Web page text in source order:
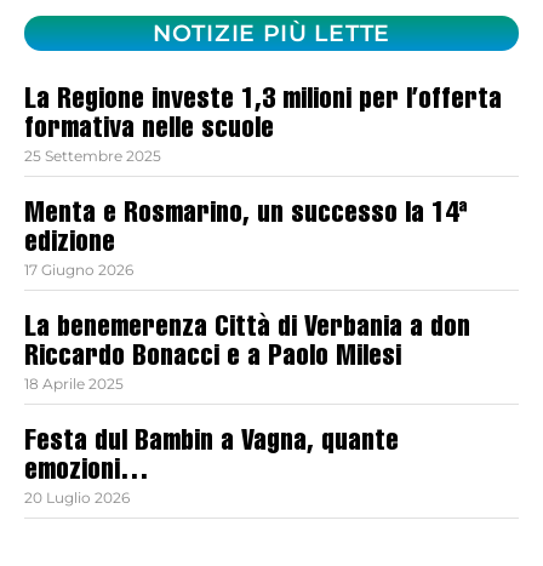
NOTIZIE PIÙ LETTE
La Regione investe 1,3 milioni per l’offerta
formativa nelle scuole
25 Settembre 2025
Menta e Rosmarino, un successo la 14ª
edizione
17 Giugno 2026
La benemerenza Città di Verbania a don
Riccardo Bonacci e a Paolo Milesi
18 Aprile 2025
Festa dul Bambin a Vagna, quante
emozioni…
20 Luglio 2026